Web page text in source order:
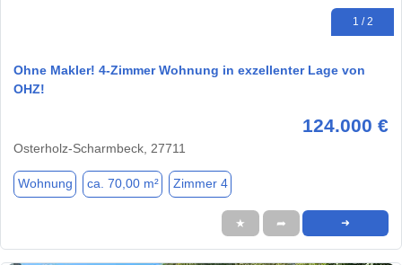
1 / 2
Ohne Makler! 4-Zimmer Wohnung in exzellenter Lage von
OHZ!
124.000 €
Osterholz-Scharmbeck, 27711
Wohnung ca. 70,00 m² Zimmer 4
★ ➦ ➜